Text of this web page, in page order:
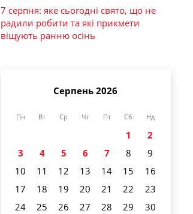
7 серпня: яке сьогодні свято, що не
радили робити та які прикмети
віщують ранню осінь
Серпень 2026
Пн Вт Ср Чт Пт Сб Нд
1
2
3
4 5 6 7 8
9
10
11 12 13 14 15
16
17
18 19 20 21 22
23
24
25 26 27 28 29
30